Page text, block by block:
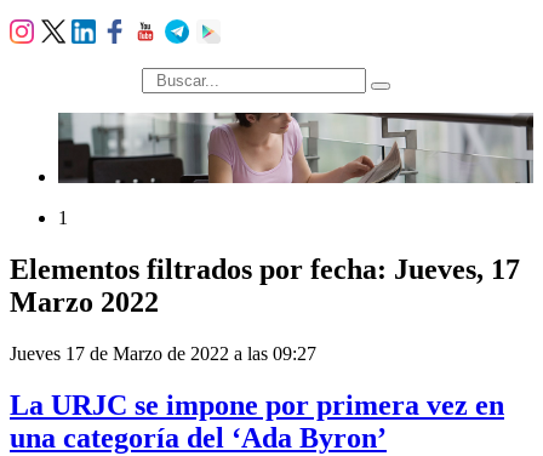
búsqueda
1
Elementos filtrados por fecha: Jueves, 17
Marzo 2022
Jueves 17 de Marzo de 2022 a las 09:27
La URJC se impone por primera vez en
una categoría del ‘Ada Byron’